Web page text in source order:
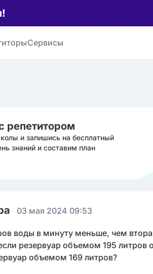
Сервисы
репетитором
и запишись на бесплатный
знаний и составим план
03 мая 2024 09:53
воды в минуту меньше, чем
резервуар объемом 195 литров
объемом 169 литров?